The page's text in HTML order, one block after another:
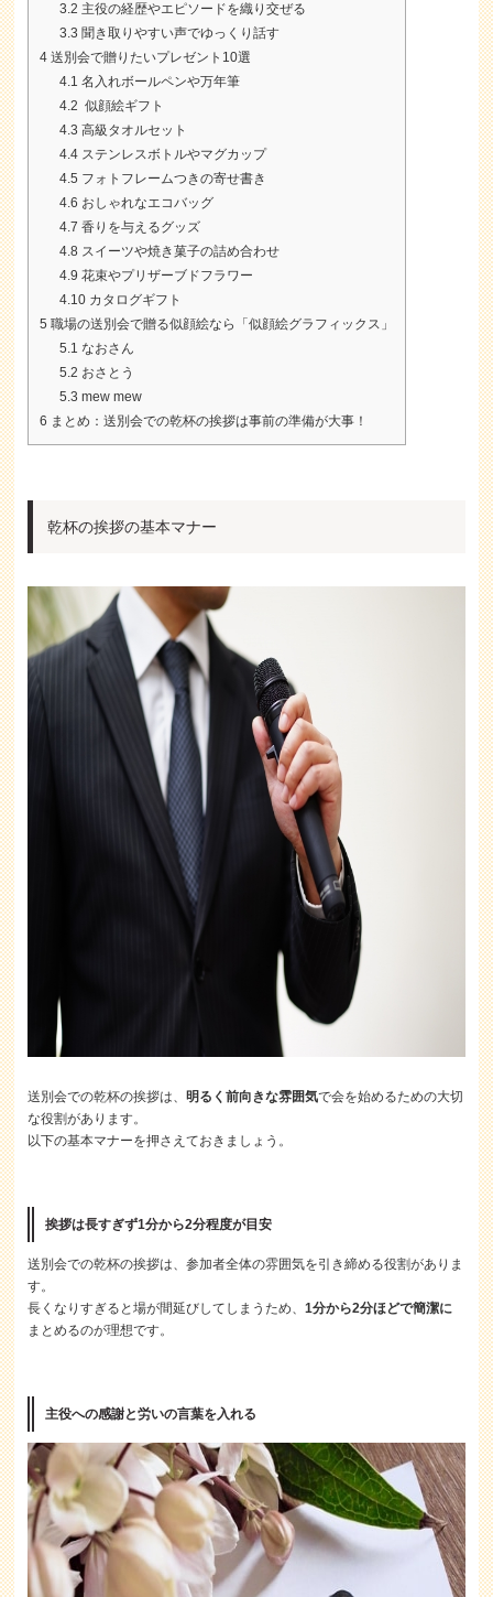
3.2 主役の経歴やエピソードを織り交ぜる
3.3 聞き取りやすい声でゆっくり話す
4 送別会で贈りたいプレゼント10選
4.1 名入れボールペンや万年筆
4.2 似顔絵ギフト
4.3 高級タオルセット
4.4 ステンレスボトルやマグカップ
4.5 フォトフレームつきの寄せ書き
4.6 おしゃれなエコバッグ
4.7 香りを与えるグッズ
4.8 スイーツや焼き菓子の詰め合わせ
4.9 花束やプリザーブドフラワー
4.10 カタログギフト
5 職場の送別会で贈る似顔絵なら「似顔絵グラフィックス」
5.1 なおさん
5.2 おさとう
5.3 mew mew
6 まとめ：送別会での乾杯の挨拶は事前の準備が大事！
乾杯の挨拶の基本マナー
送別会での乾杯の挨拶は、明るく前向きな雰囲気で会を始めるための大切
な役割があります。
以下の基本マナーを押さえておきましょう。
挨拶は長すぎず1分から2分程度が目安
送別会での乾杯の挨拶は、参加者全体の雰囲気を引き締める役割がありま
す。
長くなりすぎると場が間延びしてしまうため、1分から2分ほどで簡潔に
まとめるのが理想です。
主役への感謝と労いの言葉を入れる